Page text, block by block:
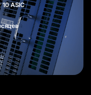
ASIC